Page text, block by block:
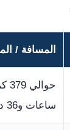
المسافة /
ساعات و36 دقيقة